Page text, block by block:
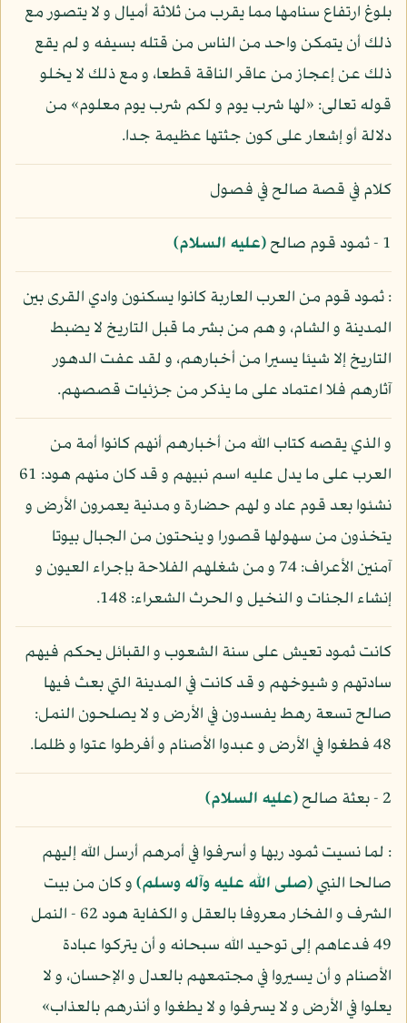
بلوغ ارتفاع سنامها مما يقرب من ثلاثة أميال و لا يتصور مع
ذلك أن يتمكن واحد من الناس من قتله بسيفه و لم يقع
ذلك عن إعجاز من عاقر الناقة قطعا، و مع ذلك لا يخلو
قوله تعالى: «لها شرب يوم و لكم شرب يوم معلوم» من
دلالة أو إشعار على كون جثتها عظيمة جدا.
كلام في قصة صالح في فصول
1 - ثمود قوم صالح (عليه السلام)
: ثمود قوم من العرب العاربة كانوا يسكنون وادي القرى بين
المدينة و الشام، و هم من بشر ما قبل التاريخ لا يضبط
التاريخ إلا شيئا يسيرا من أخبارهم، و لقد عفت الدهور
آثارهم فلا اعتماد على ما يذكر من جزئيات قصصهم.
و الذي يقصه كتاب الله من أخبارهم أنهم كانوا أمة من
العرب على ما يدل عليه اسم نبيهم و قد كان منهم هود: 61
نشئوا بعد قوم عاد و لهم حضارة و مدنية يعمرون الأرض و
يتخذون من سهولها قصورا و ينحتون من الجبال بيوتا
آمنين الأعراف: 74 و من شغلهم الفلاحة بإجراء العيون و
إنشاء الجنات و النخيل و الحرث الشعراء: 148.
كانت ثمود تعيش على سنة الشعوب و القبائل يحكم فيهم
سادتهم و شيوخهم و قد كانت في المدينة التي بعث فيها
صالح تسعة رهط يفسدون في الأرض و لا يصلحون النمل:
48 فطغوا في الأرض و عبدوا الأصنام و أفرطوا عتوا و ظلما.
2 - بعثة صالح (عليه السلام)
: لما نسيت ثمود ربها و أسرفوا في أمرهم أرسل الله إليهم
صالحا النبي(صلى الله عليه وآله وسلم)و كان من بيت
الشرف و الفخار معروفا بالعقل و الكفاية هود 62 - النمل
49 فدعاهم إلى توحيد الله سبحانه و أن يتركوا عبادة
الأصنام و أن يسيروا في مجتمعهم بالعدل و الإحسان، و لا
يعلوا في الأرض و لا يسرفوا و لا يطغوا و أنذرهم بالعذاب»